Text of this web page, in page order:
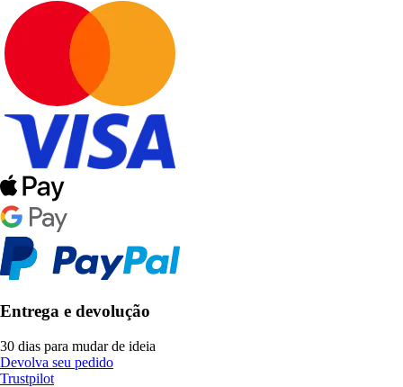
Entrega e devolução
30 dias para mudar de ideia
Devolva seu pedido
Trustpilot